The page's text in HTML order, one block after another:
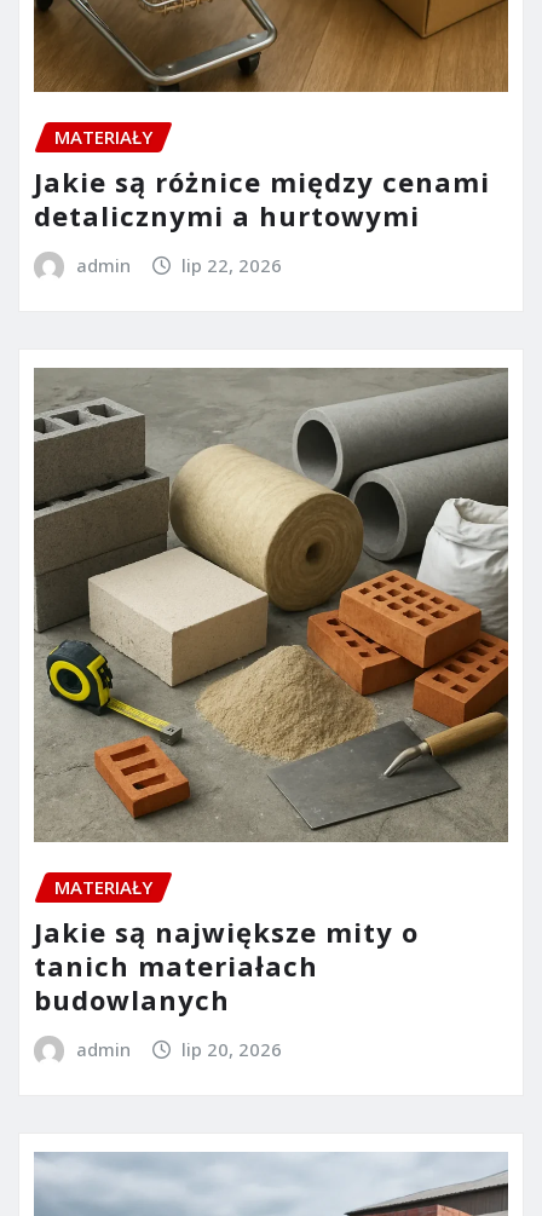
MATERIAŁY
Jakie są różnice między cenami
detalicznymi a hurtowymi
admin lip 22, 2026
MATERIAŁY
Jakie są największe mity o
tanich materiałach
budowlanych
admin lip 20, 2026